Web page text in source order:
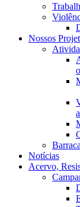
Nossos
Notícias
Acervo,